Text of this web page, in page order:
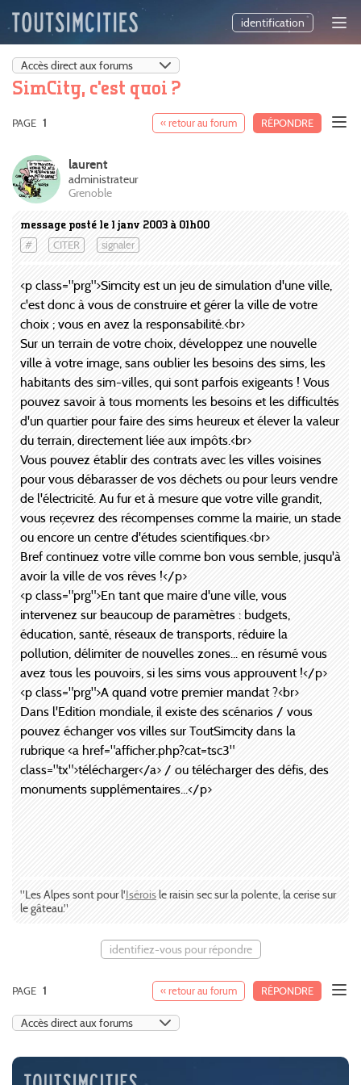
identification
SimCity, c'est quoi ?
« retour au forum RÉPONDRE
PAGE 1
message posté le 1 janv 2003 à 01h00
# CITER signaler
laurent
administrateur
Grenoble
<p class="prg">Simcity est un jeu de simulation d'une ville,
c'est donc à vous de construire et gérer la ville de votre
choix ; vous en avez la responsabilité.<br>
Sur un terrain de votre choix, développez une nouvelle
ville à votre image, sans oublier les besoins des sims, les
habitants des sim-villes, qui sont parfois exigeants ! Vous
pouvez savoir à tous moments les besoins et les difficultés
d'un quartier pour faire des sims heureux et élever la valeur
du terrain, directement liée aux impôts.<br>
Vous pouvez établir des contrats avec les villes voisines
pour vous débarasser de vos déchets ou pour leurs vendre
de l'électricité. Au fur et à mesure que votre ville grandit,
vous reçevrez des récompenses comme la mairie, un stade
ou encore un centre d'études scientifiques.<br>
Bref continuez votre ville comme bon vous semble, jusqu'à
avoir la ville de vos rêves !</p>
<p class="prg">En tant que maire d'une ville, vous
intervenez sur beaucoup de paramètres : budgets,
éducation, santé, réseaux de transports, réduire la
pollution, délimiter de nouvelles zones... en résumé vous
avez tous les pouvoirs, si les sims vous approuvent !</p>
<p class="prg">A quand votre premier mandat ?<br>
Dans l'Edition mondiale, il existe des scénarios / vous
pouvez échanger vos villes sur ToutSimcity dans la
rubrique <a href="afficher.php?cat=tsc3"
class="tx">télécharger</a> / ou télécharger des défis, des
monuments supplémentaires...</p>
"Les Alpes sont pour l'Iséroisle raisin sec sur la polente, la cerise sur
le gâteau."
identifiez-vous pour répondre
« retour au forum RÉPONDRE
PAGE 1